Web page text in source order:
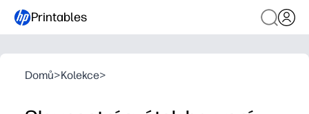
Printables
Domů>Kolekce>